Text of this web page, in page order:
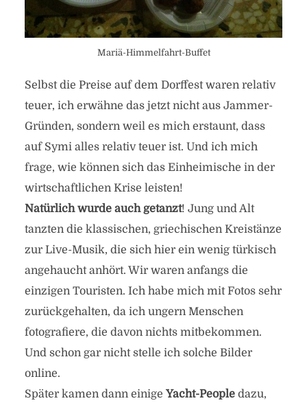
Marieä Himmelfahrt –
heiliges Fest in
Griechenland
Mariä-Himmelfahrt-Buffet
Selbst die Preise auf dem Dorffest waren relativ
teuer, ich erwähne das jetzt nicht aus Jammer-
Gründen, sondern weil es mich erstaunt, dass
auf Symi alles relativ teuer ist. Und ich mich
frage, wie können sich das Einheimische in der
wirtschaftlichen Krise leisten!
Natürlich wurde auch getanzt! Jung und Alt
tanzten die klassischen, griechischen Kreistänze
zur Live-Musik, die sich hier ein wenig türkisch
angehaucht anhört. Wir waren anfangs die
einzigen Touristen. Ich habe mich mit Fotos sehr
zurückgehalten, da ich ungern Menschen
fotografiere, die davon nichts mitbekommen.
Und schon gar nicht stelle ich solche Bilder
online.
Später kamen dann einige Yacht-Peopledazu,